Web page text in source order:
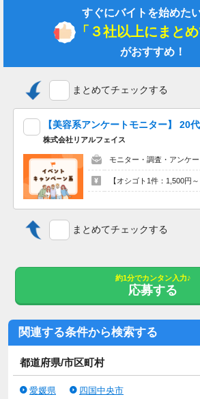
すぐにバイトを始めた
「３社以上にまとめ
がおすすめ！
まとめてチェックする
株式会社リアルフェイス
モニター・調査・アンケー
まとめてチェックする
約1分でカンタン入力♪
応募する
関連する条件から検索する
都道府県/市区町村
愛媛県 四国中央市